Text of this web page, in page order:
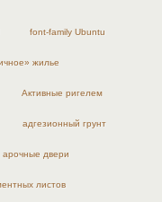
font-family Ubuntu
жилье
Активные ригелем
адгезионный грунт
арочные двери
листов